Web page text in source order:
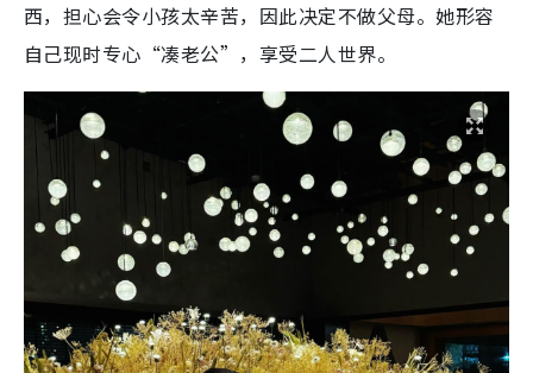
西，担心会令小孩太辛苦，因此决定不做父母。她形容
自己现时专心“凑老公”，享受二人世界。